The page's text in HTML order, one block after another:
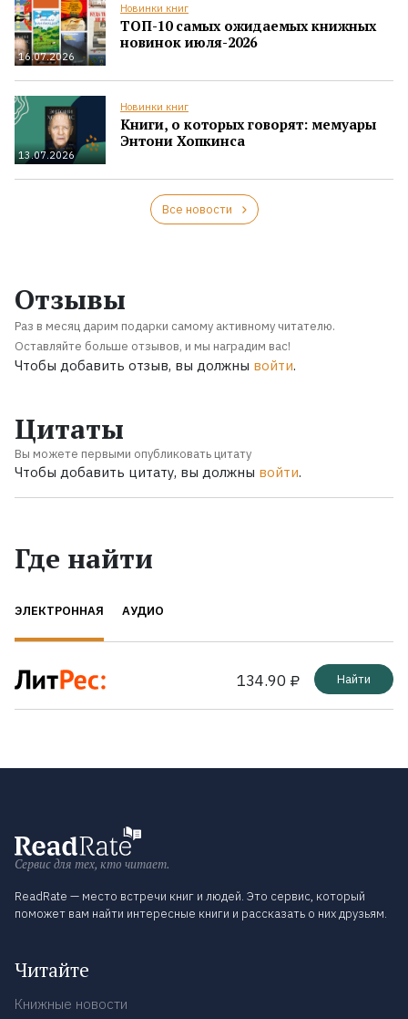
16.07.2026
Новинки книг
ТОП-10 самых ожидаемых книжных
новинок июля-2026
13.07.2026
Новинки книг
Книги, о которых говорят: мемуары
Энтони Хопкинса
Все новости
Отзывы
Раз в месяц дарим подарки самому активному читателю.
Оставляйте больше отзывов, и мы наградим вас!
Чтобы добавить отзыв, вы должны войти.
Цитаты
Вы можете первыми опубликовать цитату
Чтобы добавить цитату, вы должны войти.
Где найти
ЭЛЕКТРОННАЯ АУДИО
134.90 ₽ Найти
Сервис для тех, кто читает.
ReadRate — место встречи книг и людей. Это сервис, который
поможет вам найти интересные книги и рассказать о них друзьям.
Читайте
Книжные новости